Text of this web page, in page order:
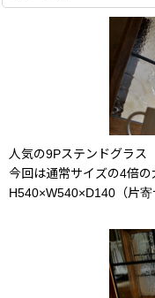
人気の9Pステンドグラス
今回は通常サイズの4倍
H540×W540×D140（片寄